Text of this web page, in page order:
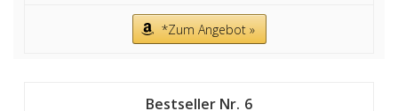
*Zum Angebot »
6